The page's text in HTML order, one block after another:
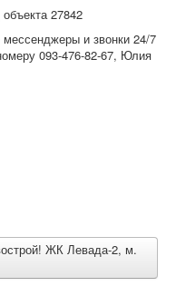
27842
мессенджеры и звонки 24/7
093-476-82-67, Юлия
ЖК Левада-2, м.